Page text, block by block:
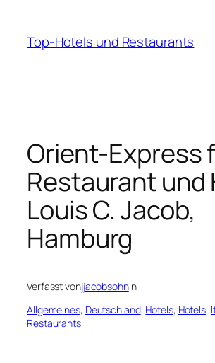
springen
Top-Hotels und Restaurants
Orient-Express
Restaurant und
Louis C. Jacob,
Hamburg
Verfasst vonjjacobsohnin
Allgemeines, Deutschland, Hotels, Hotels,
Restaurants